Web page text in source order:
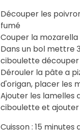
Découper les
fumé
Couper la
Dans un bol mettre
ciboulette
Dérouler la pâte a
d'origan, placer les
Ajouter les lamelles
ciboulette et ajouter
Cuisson : 15 minutes